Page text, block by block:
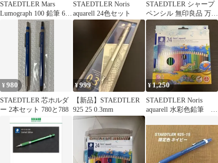
STAEDTLER Mars
Lumograph 100 鉛筆 6本
セット
STAEDTLER Noris
aquarell 24色セット
STAEDTLER シャープ
ペンシル 無印良品 万年
筆3本セット
¥980
STAEDTLER 芯ホルダ
ー 2本セット 780と788
¥999
【新品】STAEDTLER
925 25 0.3mm
¥1,250
STAEDTLER Noris
aquarell 水彩色鉛筆 24